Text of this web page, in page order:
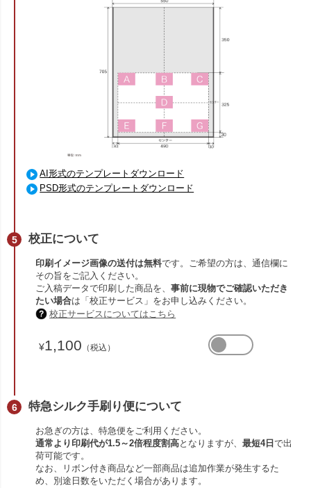
AI形式のテンプレートダウンロード
PSD形式のテンプレートダウンロード
校正について
印刷イメージ画像の送付は無料です。ご希望の方は、通信欄に
その旨をご記入ください。
ご入稿データで印刷した商品を、事前に現物でご確認いただき
たい場合は「校正サービス」をお申し込みください。
校正サービスについてはこちら
¥1,100 （税込）
特急シルク手刷り便について
お急ぎの方は、特急便をご利用ください。
通常より印刷代が1.5～2倍程度割高となりますが、最短4日で出
荷可能です。
なお、リボン付き商品など一部商品は追加作業が発生するた
め、別途日数をいただく場合があります。